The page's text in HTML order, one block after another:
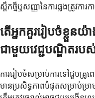
ស្ពឹកថ្មីឬសញ្ញានៃការឆ្លងត្រូវកា
តើអ្នកគួររៀបចំខ្លួន
ជាមួយវេជ្ជបណ្ឌិតរប
ការរៀបចំសម្រាប់ការទៅជួបគ្រូ
មានប្រសិទ្ធភាពបំផុតសម្រាប់ម្រ